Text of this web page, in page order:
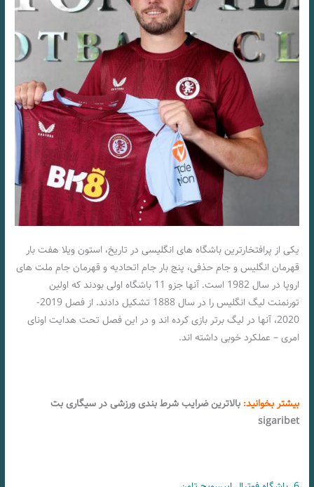
یکی از پرافتخارترین باشگاه های انگلیسی در تاریخ، استون ویلا هفت بار
قهرمان انگلیس و جام حذفی، پنج بار جام اتحادیه و قهرمان جام ملت های
اروپا در سال 1982 است. آنها جزو 11 باشگاه اولی بودند که اولین
تورنمنت لیگ انگلیس را در سال 1888 تشکیل دادند. از فصل 2019-
2020، آنها در لیگ برتر بازی کرده اند و در این فصل تحت هدایت اونای
امری – عملکرد خوبی داشته اند.
بیشتر بخوانید: بالاترین ضرایب شرط بندی ورزشی در سیگاری بت
sigaribet